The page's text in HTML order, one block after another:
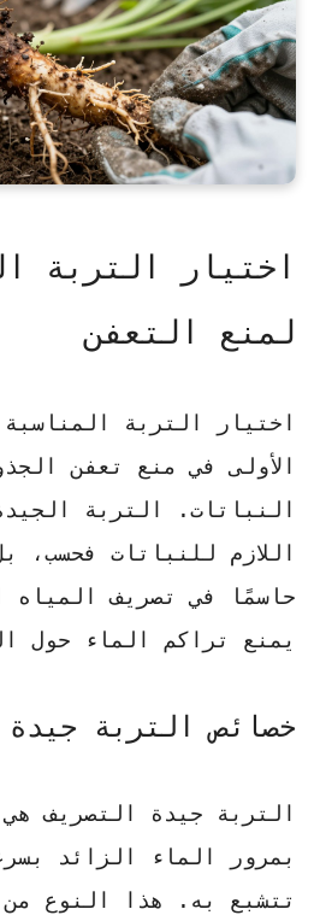
اختيار التربة
لمنع التعفن
اختيار التربة
الأولى في منع تعفن
النباتات. التربة
اللازم للنباتات فحسب،
حاسمًا في تصريف المياه
يمنع تراكم الماء حول
خصائص التربة
التربة جيدة التصريف
بمرور الماء الزائد
تتشبع به. هذا النوع